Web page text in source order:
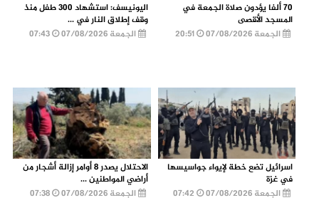
70 ألفا يؤدون صلاة الجمعة في
المسجد الأقصى
الجمعة 07/08/2026
اليونيسف: استشهاد 300 طفل منذ
وقف إطلاق النار في ...
الجمعة 07/08/2026
07:43
اسرائيل تضع خطة لإيواء جواسيسها
في غزة
الجمعة 07/08/2026
الاحتلال يصدر 8 أوامر إزالة أشجار من
أراضي المواطنين ...
الجمعة 07/08/2026
07:38